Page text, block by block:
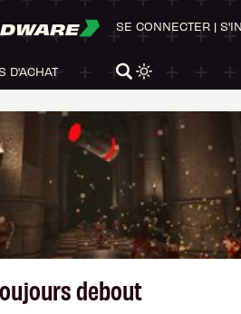
D'ACHAT
SE CONNECTER |
debout